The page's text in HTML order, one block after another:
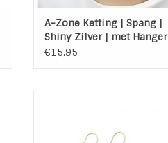
A-Zone Ketting | Spang |
Shiny Zilver | met Hanger
€15,95
vishaakoorbel.